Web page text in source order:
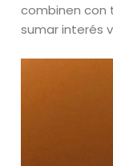
combinen con
sumar interés